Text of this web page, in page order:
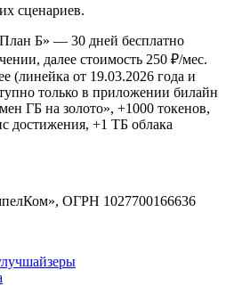
сценариев.
Б» — 30 дней бесплатно
далее стоимость 250 ₽/мес.
(линейка от 19.03.2026 года и
только в приложении билайн
ГБ на золото», +1000 токенов,
достижения, +1 ТБ облака
ОГРН 1027700166636